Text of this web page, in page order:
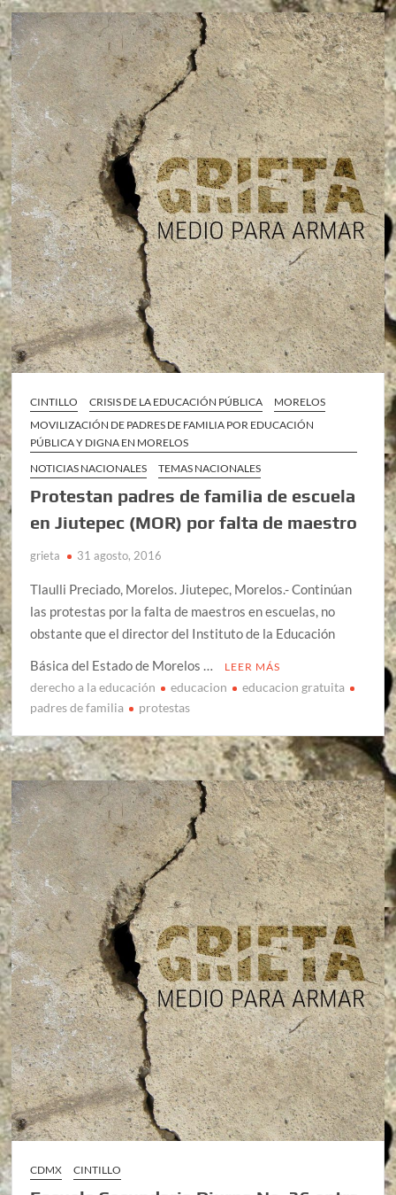
CINTILLO CRISIS DE LA EDUCACIÓN PÚBLICA
MORELOS
MOVILIZACIÓN DE PADRES DE FAMILIA POR EDUCACIÓN
PÚBLICA Y DIGNA EN MORELOS
NOTICIAS NACIONALES
TEMAS NACIONALES
Protestan padres de familia de escuela
en Jiutepec (MOR) por falta de maestro
grieta 31 agosto, 2016
Tlaulli Preciado, Morelos. Jiutepec, Morelos.- Continúan
las protestas por la falta de maestros en escuelas, no
obstante que el director del Instituto de la Educación
Básica del Estado de Morelos …
LEER MÁS
derecho a la educación educacion
educacion gratuita
padres de familia
protestas
CDMX CINTILLO